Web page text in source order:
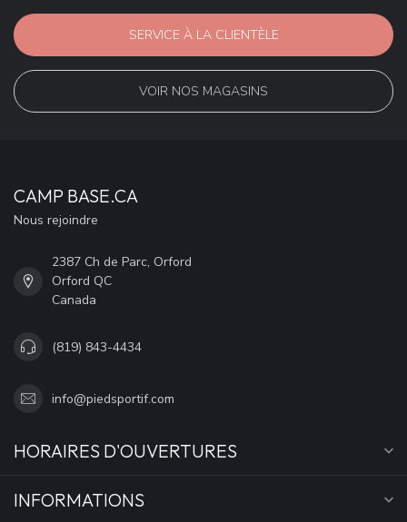
SERVICE À LA CLIENTÈLE
VOIR NOS MAGASINS
CAMP BASE.CA
Nous rejoindre
2387 Ch de Parc, Orford
Orford QC
Canada
(819) 843-4434
info@piedsportif.com
HORAIRES D'OUVERTURES
INFORMATIONS